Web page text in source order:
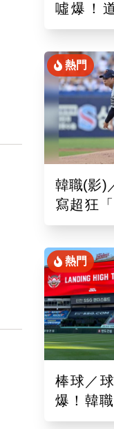
噓爆！
分 交易
熱門
韓職(影)
寫超狂
錄！6局
熱門
棒球／
爆！韓
作人員